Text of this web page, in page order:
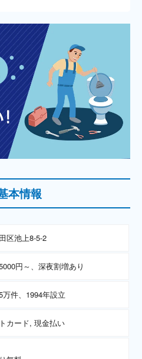
本情報
区池上8-5-2
円～、深夜割増あり
万件、1994年設立
カード, 現金払い